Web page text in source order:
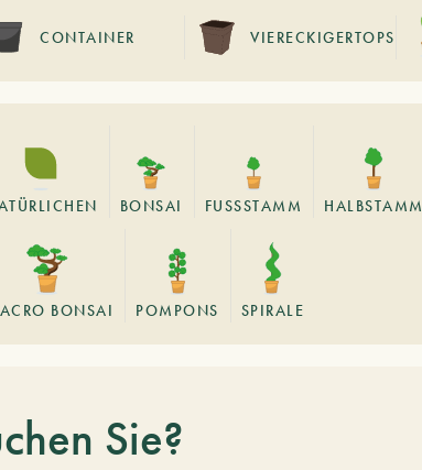
CONTAINER VIERECKIGERTOPS
BONSAI FUSSSTAMM HALBSTAMM
BONSAI POMPONS SPIRALE
Sie?